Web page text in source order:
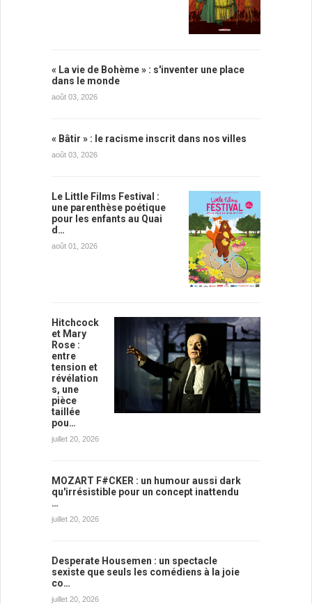
« La vie de Bohème » : s'inventer une place
dans le monde
août 03, 2026
« Bâtir » : le racisme inscrit dans nos villes
août 03, 2026
Le Little Films Festival :
une parenthèse poétique
pour les enfants au Quai
d…
août 01, 2026
Hitchcock
et Mary
Rose :
entre
tension et
révélation
s, une
pièce
taillée
pou…
juillet 20, 2026
MOZART F#CKER : un humour aussi dark
qu'irrésistible pour un concept inattendu
…
juillet 20, 2026
Desperate Housemen : un spectacle
sexiste que seuls les comédiens à la joie
co…
juillet 20, 2026